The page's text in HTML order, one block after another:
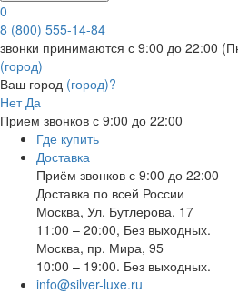
0
8 (800) 555-14-84
звонки принимаются с 9:00 до 22:00
(город)
Ваш город (город)?
Нет Да
Прием звонков с 9:00 до 22:00
Где купить
Доставка
Приём звонков с 9:00 до 22:00
Доставка по всей России
Москва, Ул. Бутлерова, 17
11:00 – 20:00, Без выходных.
Москва, пр. Мира, 95
10:00 – 19:00. Без выходных.
info@silver-luxe.ru